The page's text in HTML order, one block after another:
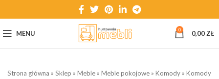
MENU 0 0,00 ZŁ
Strona główna » Sklep » Meble » Meble pokojowe » Komody » Komody